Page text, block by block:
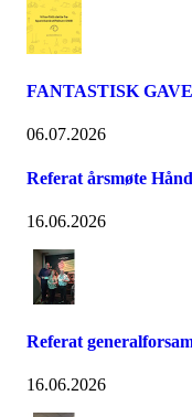
FANTASTISK
06.07.2026
Referat årsmøte
16.06.2026
Referat
16.06.2026